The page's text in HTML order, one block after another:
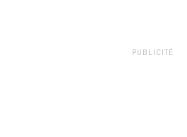
PUBLICITÉ